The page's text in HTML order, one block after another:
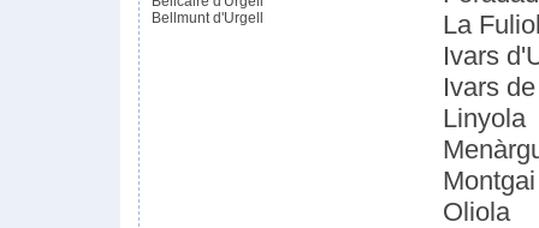
Bellmunt d'Urgell
La
Ivars
Ivars
Linyola
Montgai
Oliola